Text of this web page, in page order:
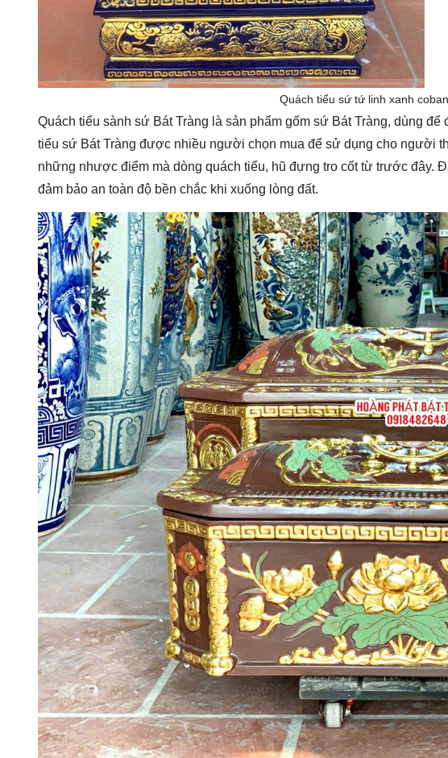
Quách tiểu sứ tứ linh xanh
Quách tiểu sành sứ Bát Tràng là sản phẩm gốm sứ Bát Tràng, dùng
tiểu sứ Bát Tràng được nhiều người chọn mua để sử dụng cho người
những nhược điểm mà dòng quách tiểu, hũ đựng tro cốt từ trước đây.
đảm bảo an toàn độ bền chắc khi xuống lòng đất.